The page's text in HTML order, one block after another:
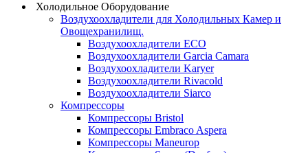
Холодильное Оборудование
Воздухоохладители для Холодильных Камер и
Овощехранилищ.
Воздухоохладители ECO
Воздухоохладители Garcia Camara
Воздухоохладители Karyer
Воздухоохладители Rivacold
Воздухоохладители Siarco
Компрессоры
Компрессоры Bristol
Компрессоры Embraco Aspera
Компрессоры Maneurop